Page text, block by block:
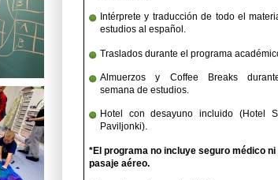
Intérprete y traducción de todo el
estudios al español.
Traslados durante el programa
Almuerzos y Coffee Breaks
semana de estudios.
Hotel con desayuno incluido (Hotel
Paviljonki).
*El programa no incluye seguro médico ni
pasaje aéreo.